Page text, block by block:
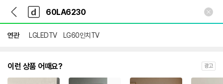
다
나
와
가
기
다
와
메
인
연관 LGLEDTV LG60인치TV
이런 상품 어때요? 광고